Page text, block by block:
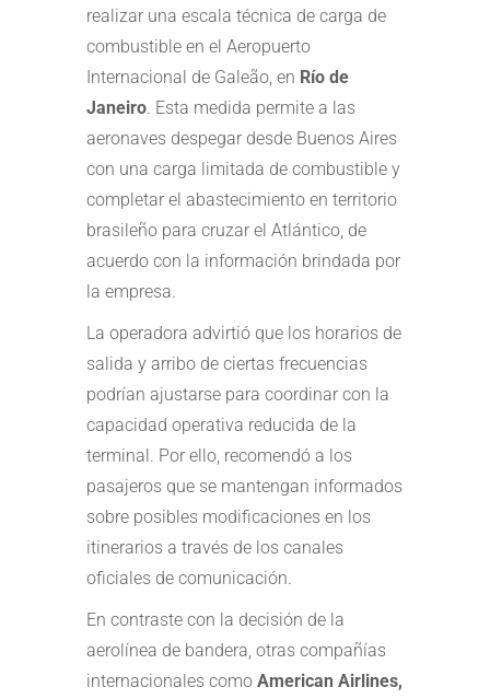
realizar una escala técnica de carga de
combustible en el Aeropuerto
Internacional de Galeão, en Río de
Janeiro. Esta medida permite a las
aeronaves despegar desde Buenos Aires
con una carga limitada de combustible y
completar el abastecimiento en territorio
brasileño para cruzar el Atlántico, de
acuerdo con la información brindada por
la empresa.
La operadora advirtió que los horarios de
salida y arribo de ciertas frecuencias
podrían ajustarse para coordinar con la
capacidad operativa reducida de la
terminal. Por ello, recomendó a los
pasajeros que se mantengan informados
sobre posibles modificaciones en los
itinerarios a través de los canales
oficiales de comunicación.
En contraste con la decisión de la
aerolínea de bandera, otras compañías
internacionales como American Airlines,